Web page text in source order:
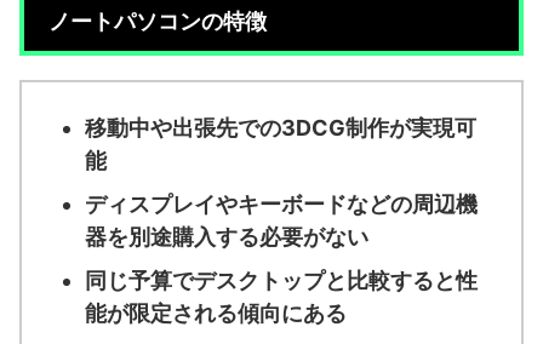
ノートパソコンの特徴
移動中や出張先での3DCG制作が実現可
能
ディスプレイやキーボードなどの周辺機
器を別途購入する必要がない
同じ予算でデスクトップと比較すると性
能が限定される傾向にある